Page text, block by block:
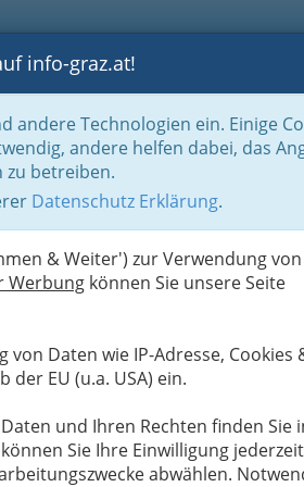
GASTRONOMIE BRANCHEN
info-graz.at!
andere Technologien ein. Einige
andere helfen dabei, das
betreiben.
Datenschutz Erklärung.
& Weiter') zur Verwendung von
Werbung können Sie unsere Seite
Daten wie IP-Adresse, Cookies
EU (u.a. USA) ein.
und Ihren Rechten finden Sie
Sie Ihre Einwilligung jederzeit
abwählen.